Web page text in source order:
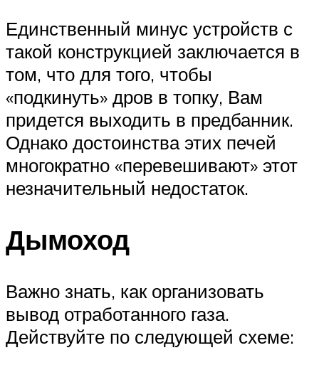
Единственный минус устройств с
такой конструкцией заключается в
том, что для того, чтобы
«подкинуть» дров в топку, Вам
придется выходить в предбанник.
Однако достоинства этих печей
многократно «перевешивают» этот
незначительный недостаток.
Дымоход
Важно знать, как организовать
вывод отработанного газа.
Действуйте по следующей схеме: